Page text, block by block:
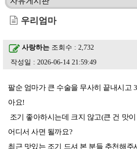
우리엄마
사랑하는 조회수 : 2,732
작성일 : 2026-06-14 21:59:49
팔순 엄마가 큰 수술을 무사히 끝내시고
아요!
조기 좋아하시는데 크지 않고(큰 건 맛
어디서 사면 될까요?
최근 맛있는 조기 드셔 본 분들 추천해